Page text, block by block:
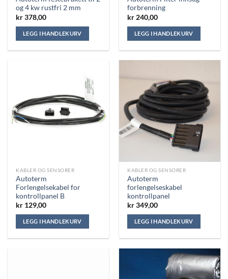
og 4 kw rustfri 2 mm
kr378,00
LEGG I HANDLEKURV
forbrenning
kr 240,00
LEGG I HANDLEKURV
KABLER OG SENSORER
Autoterm
Forlengelsekabel for
kontrollpanel B
kr 129,00
LEGG I HANDLEKURV
KABLER OG SENSORER
Autoterm
forlengelseskabel
kontrollpanel
kr349,00
LEGG I HANDLEKURV